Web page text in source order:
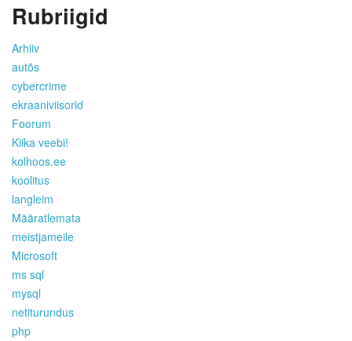
Rubriigid
Arhiiv
autõs
cybercrime
ekraaniviisorid
Foorum
Kiika veebi!
kolhoos.ee
koolitus
langleim
Määratlemata
meistjameile
Microsoft
ms sql
mysql
netiturundus
php